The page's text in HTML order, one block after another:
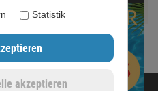
Statistik